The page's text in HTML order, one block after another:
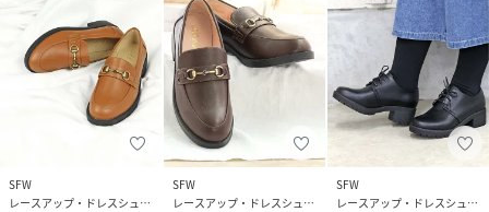
SFW
レースアップ・ドレスシューズ
SFW
レースアップ・ドレスシューズ
SFW
レースアップ・ドレスシューズ